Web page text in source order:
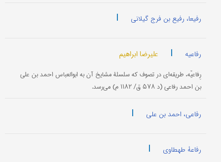
رفیعا، رفیع بن فرج گیلانی |
رفاعیه | علیرضا ابراهیم
رِفاعیّه، طریقه‌ای در تصوف که سلسلۀ مشایخ آن به ابوالعباس احمد بن علی
بن احمد رفاعی (د ۵۷۸ ق/ ۱۱۸۲ م) می‌رسد.
رفاعی، احمد بن علی |
رفاعۀ طهطاوی |